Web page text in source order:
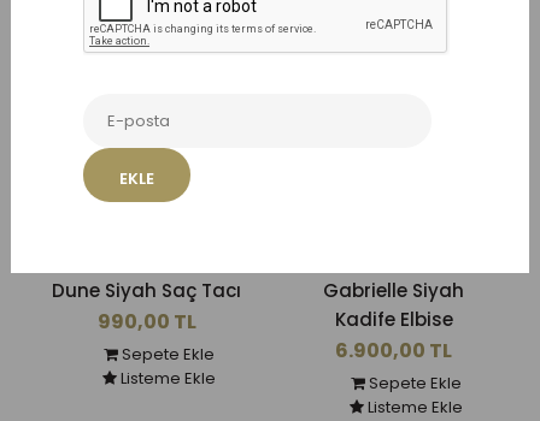
EKLE
Benzer Ürünler
Dune Siyah Saç Tacı
990,00 TL
Sepete Ekle
Listeme Ekle
Gabrielle Siyah
Kadife Elbise
6.900,00 TL
Sepete Ekle
Listeme Ekle